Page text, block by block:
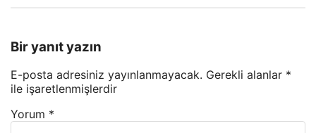
Bir yanıt yazın
E-posta adresiniz yayınlanmayacak. Gerekli alanlar *
ile işaretlenmişlerdir
Yorum *